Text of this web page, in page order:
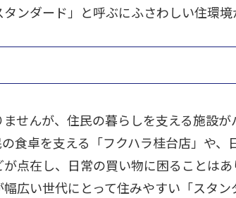
ンダード」と呼ぶにふさわしい住環境
せんが、住民の暮らしを支える施設
食卓を支える「フクハラ桂台店」や、
点在し、日常の買い物に困ることは
広い世代にとって住みやすい「スタ